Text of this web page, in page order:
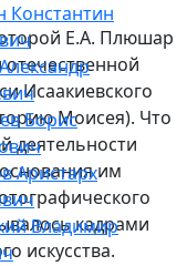
Константин
Борис
Аристарх
Владимир
Е.А. Плюшар
отечественной
Исаакиевского
Моисея). Что
деятельности
им
кадрами
искусства.